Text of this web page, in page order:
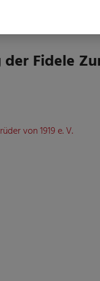
der Fidele
von 1919 e. V.